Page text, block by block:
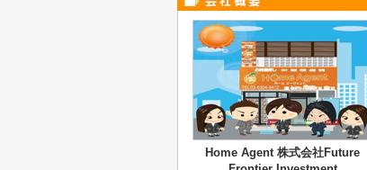
Home Agent 株式会社Future